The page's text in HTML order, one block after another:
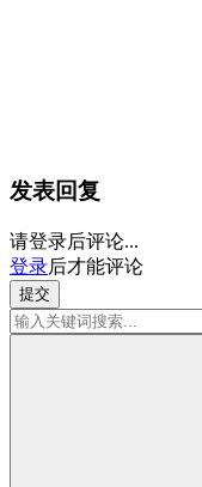
发表回复
请登录后评论...
登录后才能评论
提交